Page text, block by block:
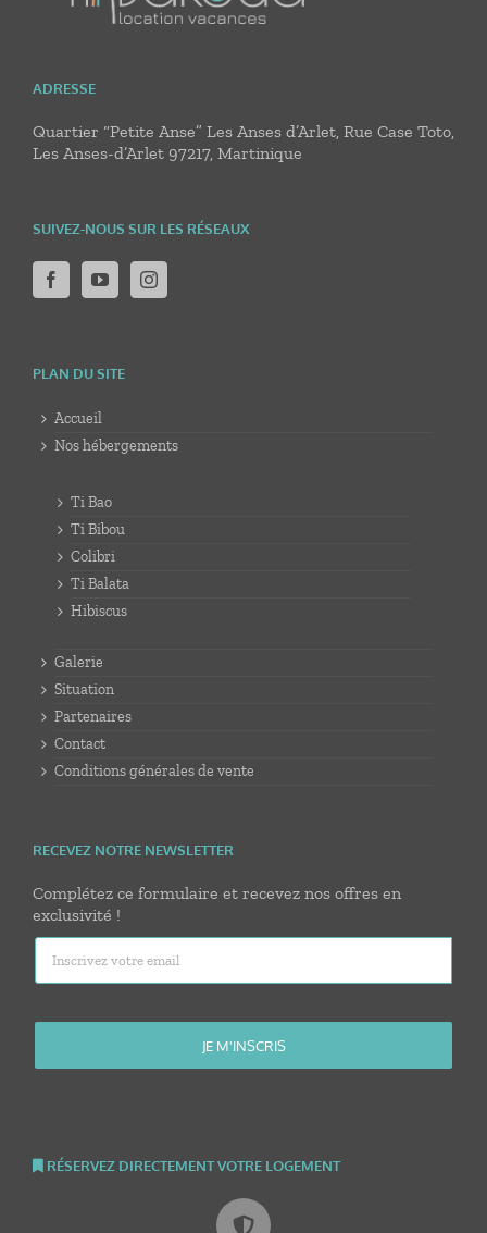
ADRESSE
Quartier “Petite Anse” Les Anses d’Arlet, Rue Case Toto,
Les Anses-d’Arlet 97217, Martinique
SUIVEZ-NOUS SUR LES RÉSEAUX
PLAN DU SITE
Accueil
Nos hébergements
Ti Bao
Ti Bibou
Colibri
Ti Balata
Hibiscus
Galerie
Situation
Partenaires
Contact
Conditions générales de vente
RECEVEZ NOTRE NEWSLETTER
Complétez ce formulaire et recevez nos offres en
exclusivité !
RÉSERVEZ DIRECTEMENT VOTRE LOGEMENT